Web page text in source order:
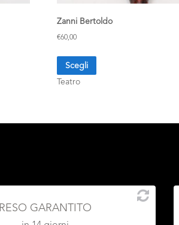
Zanni Bertoldo
€60,00
Scegli
Teatro
RESO GARANTITO